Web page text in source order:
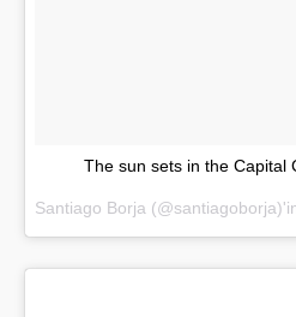
The sun sets in the Capital
Santiago Borja